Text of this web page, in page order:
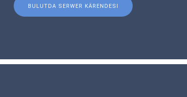
BULUTDA SERWER KÄRENDESI